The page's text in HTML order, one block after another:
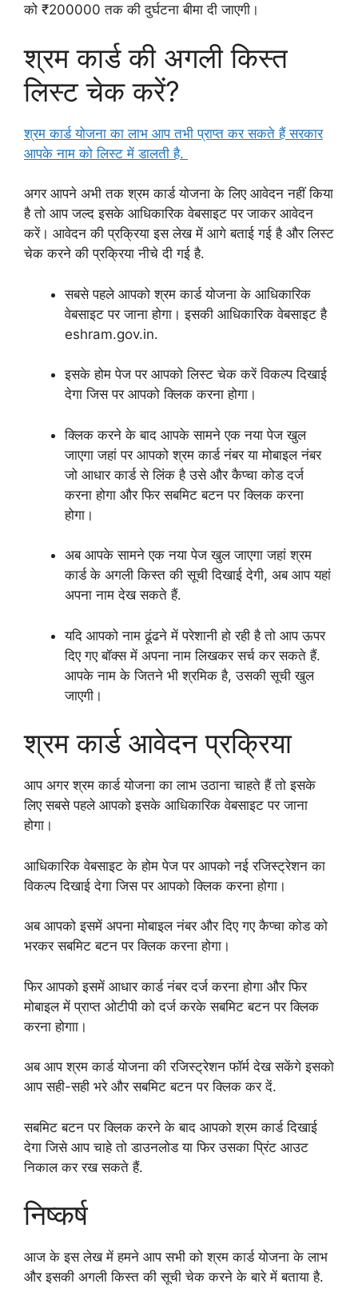
को ₹200000 तक की दुर्घटना बीमा दी जाएगी।
श्रम कार्ड की अगली किस्त
लिस्ट चेक करें?
श्रम कार्ड योजना का लाभ आप तभी प्राप्त कर सकते हैं सरकार
आपके नाम को लिस्ट में डालती है.
अगर आपने अभी तक श्रम कार्ड योजना के लिए आवेदन नहीं किया
है तो आप जल्द इसके आधिकारिक वेबसाइट पर जाकर आवेदन
करें। आवेदन की प्रक्रिया इस लेख में आगे बताई गई है और लिस्ट
चेक करने की प्रक्रिया नीचे दी गई है.
सबसे पहले आपको श्रम कार्ड योजना के आधिकारिक
वेबसाइट पर जाना होगा। इसकी आधिकारिक वेबसाइट है
eshram.gov.in.
इसके होम पेज पर आपको लिस्ट चेक करें विकल्प दिखाई
देगा जिस पर आपको क्लिक करना होगा।
क्लिक करने के बाद आपके सामने एक नया पेज खुल
जाएगा जहां पर आपको श्रम कार्ड नंबर या मोबाइल नंबर
जो आधार कार्ड से लिंक है उसे और कैप्चा कोड दर्ज
करना होगा और फिर सबमिट बटन पर क्लिक करना
होगा।
अब आपके सामने एक नया पेज खुल जाएगा जहां श्रम
कार्ड के अगली किस्त की सूची दिखाई देगी, अब आप यहां
अपना नाम देख सकते हैं.
यदि आपको नाम ढूंढने में परेशानी हो रही है तो आप ऊपर
दिए गए बॉक्स में अपना नाम लिखकर सर्च कर सकते हैं.
आपके नाम के जितने भी श्रमिक है, उसकी सूची खुल
जाएगी।
श्रम कार्ड आवेदन प्रक्रिया
आप अगर श्रम कार्ड योजना का लाभ उठाना चाहते हैं तो इसके
लिए सबसे पहले आपको इसके आधिकारिक वेबसाइट पर जाना
होगा।
आधिकारिक वेबसाइट के होम पेज पर आपको नई रजिस्ट्रेशन का
विकल्प दिखाई देगा जिस पर आपको क्लिक करना होगा।
अब आपको इसमें अपना मोबाइल नंबर और दिए गए कैप्चा कोड को
भरकर सबमिट बटन पर क्लिक करना होगा।
फिर आपको इसमें आधार कार्ड नंबर दर्ज करना होगा और फिर
मोबाइल में प्राप्त ओटीपी को दर्ज करके सबमिट बटन पर क्लिक
करना होगाा।
अब आप श्रम कार्ड योजना की रजिस्ट्रेशन फॉर्म देख सकेंगे इसको
आप सही-सही भरे और सबमिट बटन पर क्लिक कर दें.
सबमिट बटन पर क्लिक करने के बाद आपको श्रम कार्ड दिखाई
देगा जिसे आप चाहे तो डाउनलोड या फिर उसका प्रिंट आउट
निकाल कर रख सकते हैं.
निष्कर्ष
आज के इस लेख में हमने आप सभी को श्रम कार्ड योजना के लाभ
और इसकी अगली किस्त की सूची चेक करने के बारे में बताया है.